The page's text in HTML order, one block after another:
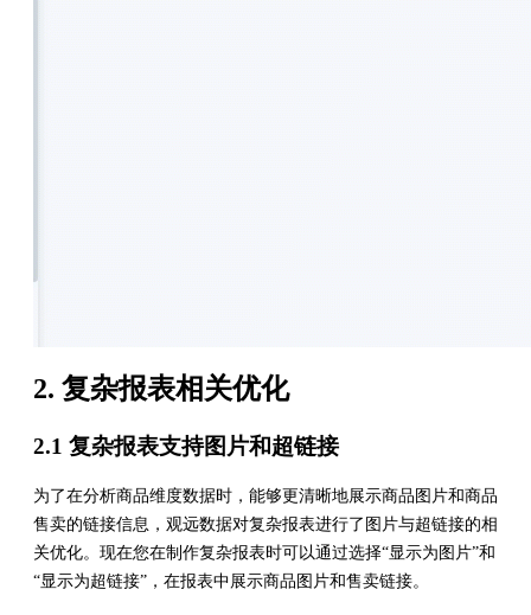
2. 复杂报表相关优化
2.1 复杂报表支持图片和超链接
为了在分析商品维度数据时，能够更清晰地展示商品图片和商品
售卖的链接信息，观远数据对复杂报表进行了图片与超链接的相
关优化。现在您在制作复杂报表时可以通过选择“显示为图片”和
“显示为超链接”，在报表中展示商品图片和售卖链接。